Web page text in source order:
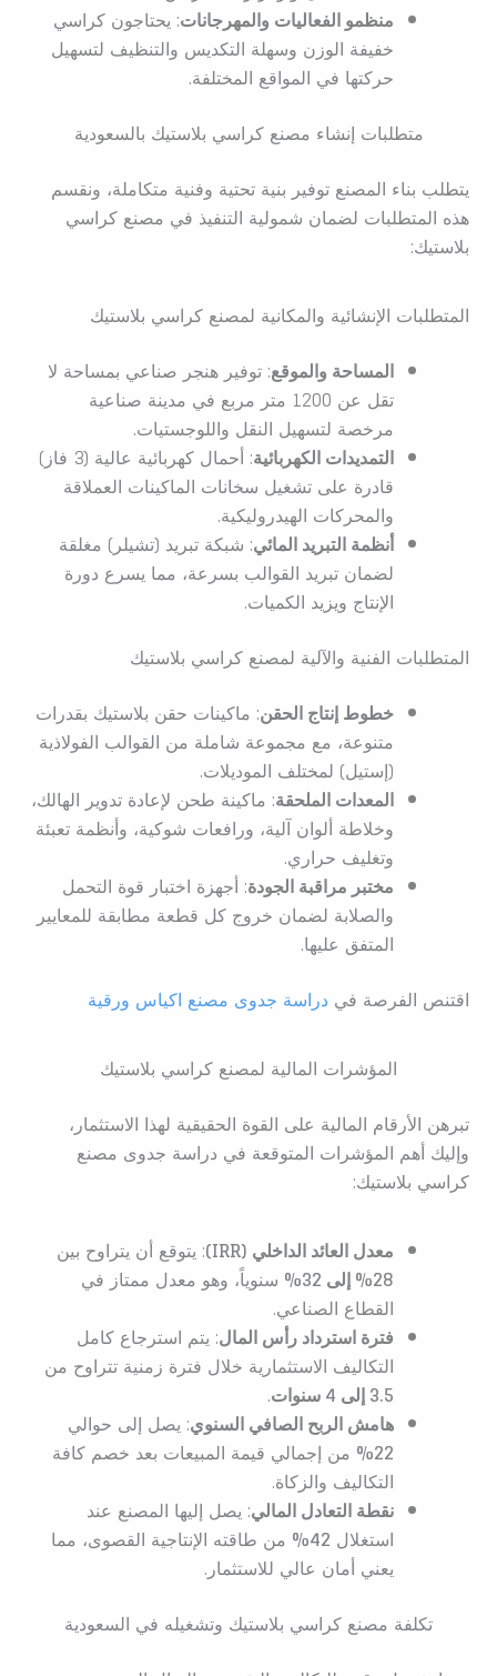
منظمو الفعاليات والمهرجانات: يحتاجون كراسي
خفيفة الوزن وسهلة التكديس والتنظيف لتسهيل
حركتها في المواقع المختلفة.
متطلبات إنشاء مصنع كراسي بلاستيك بالسعودية
يتطلب بناء المصنع توفير بنية تحتية وفنية متكاملة، ونقسم
هذه المتطلبات لضمان شمولية التنفيذ في مصنع كراسي
بلاستيك:
المتطلبات الإنشائية والمكانية لمصنع كراسي بلاستيك
المساحة والموقع: توفير هنجر صناعي بمساحة لا
تقل عن 1200 متر مربع في مدينة صناعية
مرخصة لتسهيل النقل واللوجستيات.
التمديدات الكهربائية
: أحمال كهربائية عالية (3 فاز)
قادرة على تشغيل سخانات الماكينات العملاقة
والمحركات الهيدروليكية.
أنظمة التبريد المائي: شبكة تبريد (تشيلر) مغلقة
لضمان تبريد القوالب بسرعة، مما يسرع دورة
الإنتاج ويزيد الكميات.
المتطلبات الفنية والآلية لمصنع كراسي بلاستيك
خطوط إنتاج الحقن: ماكينات حقن بلاستيك بقدرات
متنوعة، مع مجموعة شاملة من القوالب الفولاذية
(إستيل) لمختلف الموديلات.
المعدات الملحقة: ماكينة طحن لإعادة تدوير الهالك،
وخلاطة ألوان آلية، ورافعات شوكية، وأنظمة تعبئة
وتغليف حراري.
مختبر مراقبة الجودة: أجهزة اختبار قوة التحمل
والصلابة لضمان خروج كل قطعة مطابقة للمعايير
المتفق عليها.
اقتنص الفرصة في دراسة جدوى مصنع اكياس ورقية
المؤشرات المالية لمصنع كراسي بلاستيك
تبرهن الأرقام المالية على القوة الحقيقية لهذا الاستثمار،
وإليك أهم المؤشرات المتوقعة في دراسة جدوى مصنع
كراسي بلاستيك:
معدل العائد الداخلي (IRR)
: يتوقع أن يتراوح بين
28% إلى 32%
سنوياً، وهو معدل ممتاز في
القطاع الصناعي.
فترة استرداد رأس المال: يتم استرجاع كامل
التكاليف الاستثمارية خلال فترة زمنية تتراوح من
3.5 إلى 4 سنوات
.
هامش الربح الصافي السنوي: يصل إلى حوالي
22% من إجمالي قيمة المبيعات بعد خصم كافة
التكاليف والزكاة.
نقطة التعادل المالي: يصل إليها المصنع عند
استغلال 42% من طاقته الإنتاجية القصوى، مما
يعني أمان عالي للاستثمار.
تكلفة مصنع كراسي بلاستيك وتشغيله في السعودية